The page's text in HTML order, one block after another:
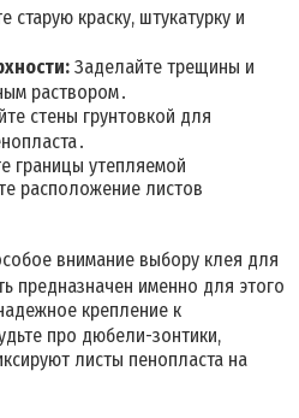
старую краску, штукатурку и
Заделайте трещины и
раствором․
стены грунтовкой для
границы утепляемой
расположение листов
внимание выбору клея для
предназначен именно для этого
крепление к
про дюбели-зонтики,
листы пенопласта на